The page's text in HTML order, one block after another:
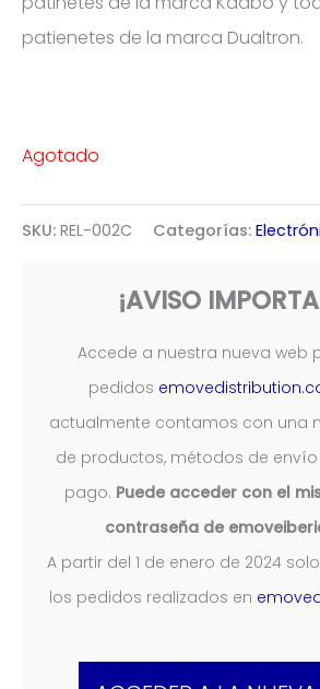
patienetes de la marca Dualtron.
Agotado
SKU: REL-002C Categorías:
¡AVISO
Accede a nuestra nueva web
pedidos
actualmente contamos con una
de productos, métodos de
pago. Puede acceder con el
contraseña de
A partir del 1 de enero de 2024
los pedidos realizados en